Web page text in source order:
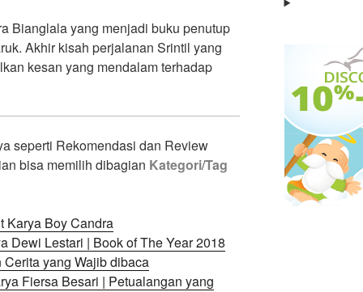
Bianglala yang menjadi buku penutup
Akhir kisah perjalanan Srintil yang
kesan yang mendalam terhadap
seperti Rekomendasi dan Review
bisa memilih dibagian Kategori/Tag
Karya Boy Candra
Dewi Lestari | Book of The Year 2018
yang Wajib dibaca
Fiersa Besari | Petualangan yang